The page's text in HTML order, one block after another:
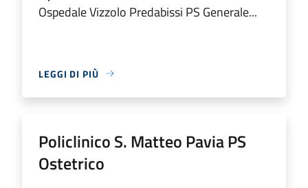
Ospedale Vizzolo Predabissi PS Generale...
LEGGI DI PIÙ
Policlinico S. Matteo Pavia PS
Ostetrico